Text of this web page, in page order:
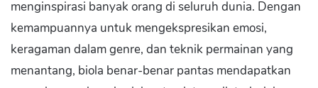
menginspirasi banyak orang di seluruh dunia. Dengan
kemampuannya untuk mengekspresikan emosi,
keragaman dalam genre, dan teknik permainan yang
menantang, biola benar-benar pantas mendapatkan